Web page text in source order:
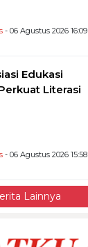
- 06 Agustus 2026 16:09
Edukasi
Literasi
- 06 Agustus 2026 15:58
Lainnya